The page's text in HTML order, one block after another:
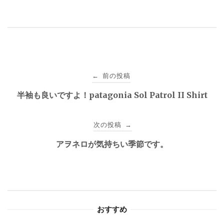
← 前の投稿
半袖も良いですよ！patagonia Sol Patrol II Shirt
次の投稿 →
アヲネロが気持ちい季節です。
おすすめ